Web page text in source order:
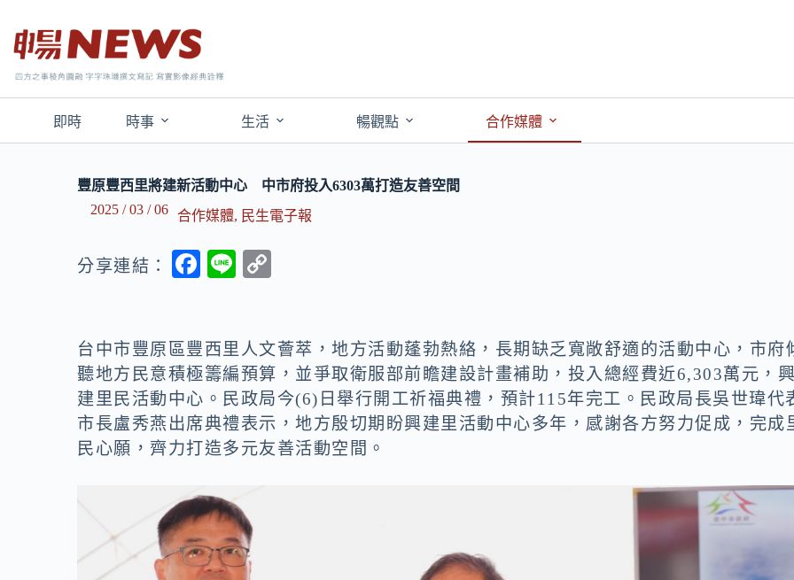
即時 時事 生活 暢觀點 合作媒體
豐原豐西里將建新活動中心 中市府投入6303萬打造友善空間
2025 / 03 / 06
合作媒體, 民生電子報
分享連結：
F
b
o
o
k
Li
y
Li
n
k
台中市豐原區豐西里人文薈萃，地方活動蓬勃熱絡，長期缺乏寬敞舒適的活動中心，市府
聽地方民意積極籌編預算，並爭取衛服部前瞻建設計畫補助，投入總經費近6,303萬元，
建里民活動中心。民政局今(6)日舉行開工祈福典禮，預計115年完工。民政局長吳世瑋代
市長盧秀燕出席典禮表示，地方殷切期盼興建里活動中心多年，感謝各方努力促成，完成
民心願，齊力打造多元友善活動空間。